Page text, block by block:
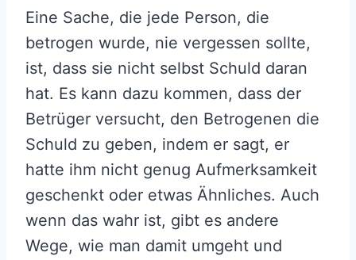
Eine Sache, die jede Person, die
betrogen wurde, nie vergessen sollte,
ist, dass sie nicht selbst Schuld daran
hat. Es kann dazu kommen, dass der
Betrüger versucht, den Betrogenen die
Schuld zu geben, indem er sagt, er
hatte ihm nicht genug Aufmerksamkeit
geschenkt oder etwas Ähnliches. Auch
wenn das wahr ist, gibt es andere
Wege, wie man damit umgeht und